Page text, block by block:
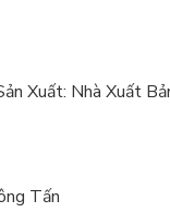
Xuất: Nhà Xuất
Tấn